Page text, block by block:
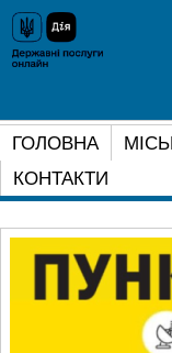
ГОЛОВНА
КОНТАКТИ